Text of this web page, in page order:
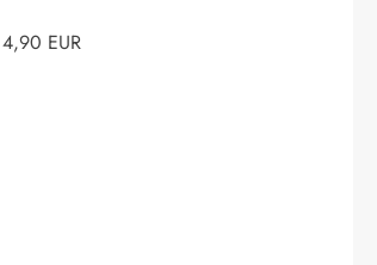
4,90 EUR